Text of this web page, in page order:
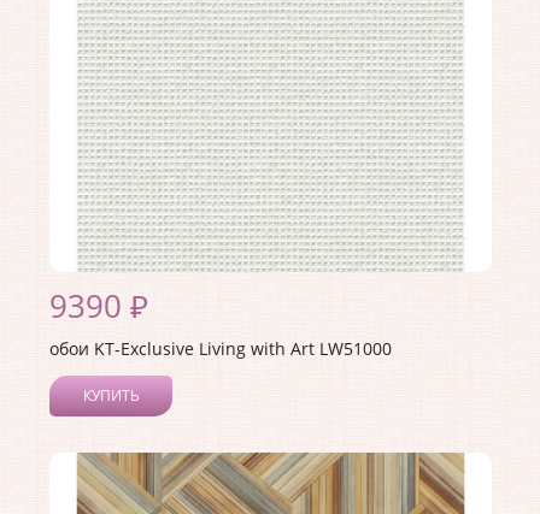
Материал основы:Бумага
Раппорт:68
9390 ₽
обои KT-Exclusive Living with Art LW51000
КУПИТЬ
Коллекция:Living with Art
Длина рулона: 8.23
Ширина рулона:0.68